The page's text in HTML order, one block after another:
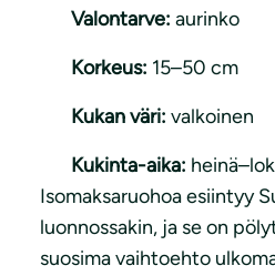
Valontarve: aurinko
Korkeus: 15–50 cm
Kukan väri: valkoinen
Kukinta-aika:
Isomaksaruohoa esiintyy
luonnossakin, ja se on
suosima vaihtoehto